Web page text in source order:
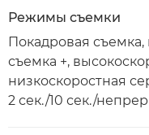
Режимы съемки
Покадровая
съемка +,
низкоскоростная
2 сек./10 сек./